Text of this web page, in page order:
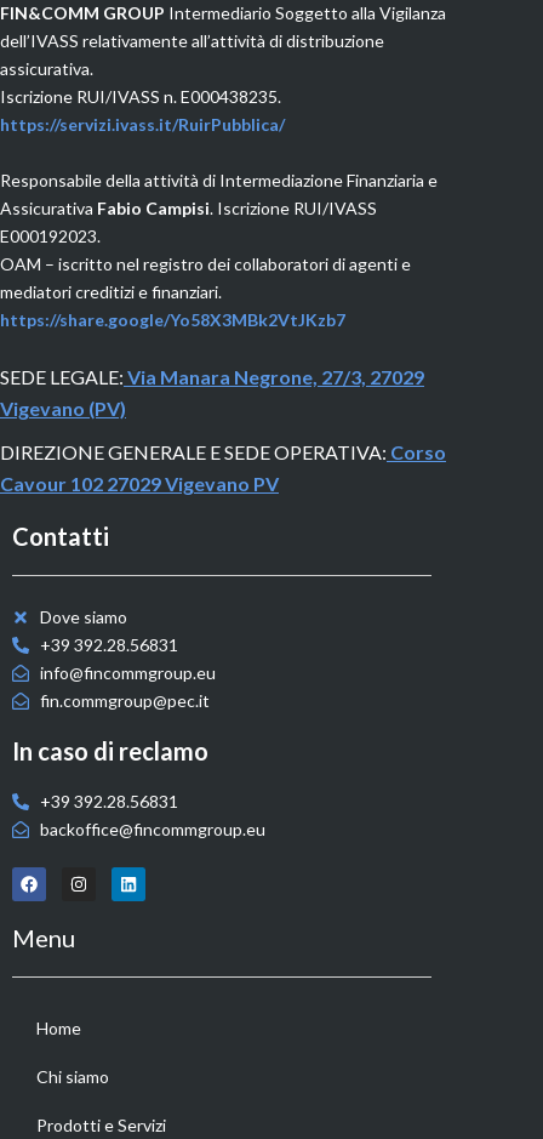
FIN&COMM GROUP Intermediario Soggetto alla Vigilanza
dell’IVASS relativamente all’attività di distribuzione
assicurativa.
Iscrizione RUI/IVASS n. E000438235.
https://servizi.ivass.it/RuirPubblica/
Responsabile della attività di Intermediazione Finanziaria e
Assicurativa Fabio Campisi. Iscrizione RUI/IVASS
E000192023.
OAM – iscritto nel registro dei collaboratori di agenti e
mediatori creditizi e finanziari.
https://share.google/Yo58X3MBk2VtJKzb7
SEDE LEGALE: Via Manara Negrone, 27/3, 27029
Vigevano (PV)
DIREZIONE GENERALE E SEDE OPERATIVA: Corso
Cavour 102 27029 Vigevano PV
Contatti
Dove siamo
+39 392.28.56831
info@fincommgroup.eu
fin.commgroup@pec.it
In caso di reclamo
+39 392.28.56831
backoffice@fincommgroup.eu
Menu
Home
Chi siamo
Prodotti e Servizi